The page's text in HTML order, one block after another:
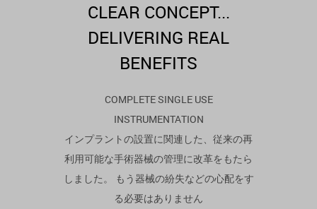
CLEAR CONCEPT...
DELIVERING REAL
BENEFITS
COMPLETE SINGLE USE
INSTRUMENTATION
インプラントの設置に関連した、 従来の再
利用可能な手術器械の管理に改革をもたら
しました。 もう器械の紛失などの心配をす
る必要はありません